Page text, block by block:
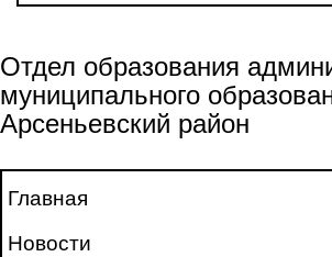
Отдел образования
муниципального
Арсеньевский район
Главная
Новости